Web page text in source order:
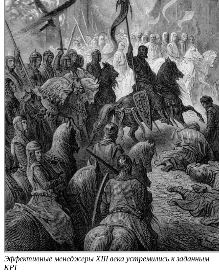
Эффективные менеджеры XIII века устремились к заданным
KPI